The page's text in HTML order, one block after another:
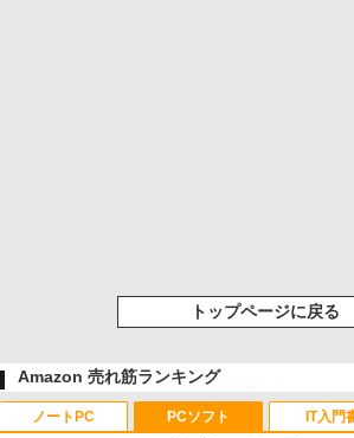
トップページに戻る
Amazon 売れ筋ランキング
ノートPC PCソフト IT入門